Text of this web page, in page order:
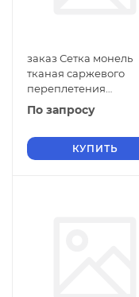
заказ Сетка монель
тканая саржевого
переплетения
двусторонняя
фильтровая 1х0,5 мм
По запросу
КУПИТЬ